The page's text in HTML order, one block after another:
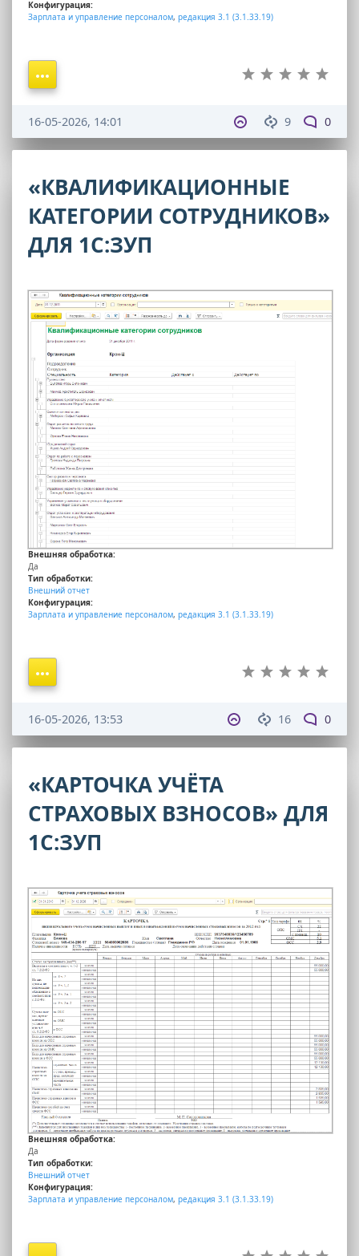
Конфигурация:
Зарплата и управление персоналом, редакция 3.1 (3.1.33.19)
9 0
16-05-2026, 14:01
«КВАЛИФИКАЦИОННЫЕ
КАТЕГОРИИ СОТРУДНИКОВ»
ДЛЯ 1С:ЗУП
Внешняя обработка:
Да
Тип обработки:
Внешний отчет
Конфигурация:
Зарплата и управление персоналом, редакция 3.1 (3.1.33.19)
16 0
16-05-2026, 13:53
«КАРТОЧКА УЧЁТА
СТРАХОВЫХ ВЗНОСОВ» ДЛЯ
1С:ЗУП
Внешняя обработка:
Да
Тип обработки:
Внешний отчет
Конфигурация:
Зарплата и управление персоналом, редакция 3.1 (3.1.33.19)